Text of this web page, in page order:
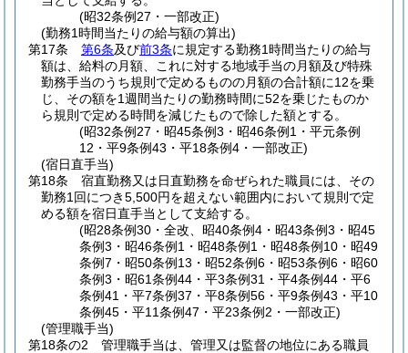
(昭32条例27・一部改正)
(勤務1時間当たりの給与額の算出)
第17条
第6条及び前3条に規定する勤務1時間当たりの給与
額は、給料の月額、これに対する地域手当の月額及び特殊
勤務手当のうち規則で定めるものの月額の合計額に12を乗
じ、その額を1週間当たりの勤務時間に52を乗じたものか
ら規則で定める時間を減じたもので除した額とする。
(昭32条例27・昭45条例3・昭46条例1・平元条例
12・平9条例43・平18条例4・一部改正)
(宿日直手当)
第18条
宿直勤務又は日直勤務を命ぜられた職員には、その
勤務1回につき5,500円を超えない範囲内において規則で定
める額を宿日直手当として支給する。
(昭28条例30・全改、昭40条例4・昭43条例3・昭45
条例3・昭46条例1・昭48条例1・昭48条例10・昭49
条例7・昭50条例13・昭52条例6・昭53条例6・昭60
条例3・昭61条例44・平3条例31・平4条例44・平6
条例41・平7条例37・平8条例56・平9条例43・平10
条例45・平11条例47・平23条例2・一部改正)
(管理職手当)
第18条の2
管理職手当は、管理又は監督の地位にある職員